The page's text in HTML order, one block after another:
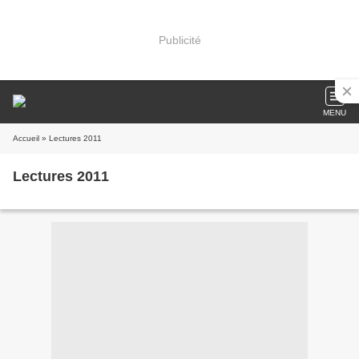
Publicité
MENU
Accueil » Lectures 2011
Lectures 2011